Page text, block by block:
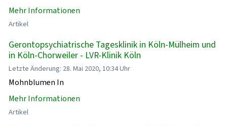
Mehr Informationen
Artikel
Gerontopsychiatrische Tagesklinik in Köln-Mülheim und
in Köln-Chorweiler - LVR-Klinik Köln
Letzte Änderung: 28. Mai 2020, 10:34 Uhr
Mohnblumen In
Mehr Informationen
Artikel